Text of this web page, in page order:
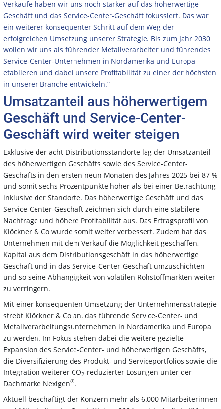
Verkäufe haben wir uns noch stärker auf das höherwertige
Geschäft und das Service-Center-Geschäft fokussiert. Das war
ein weiterer konsequenter Schritt auf dem Weg der
erfolgreichen Umsetzung unserer Strategie. Bis zum Jahr 2030
wollen wir uns als führender Metallverarbeiter und führendes
Service-Center-Unternehmen in Nordamerika und Europa
etablieren und dabei unsere Profitabilität zu einer der höchsten
in unserer Branche entwickeln.“
Umsatzanteil aus höherwertigem
Geschäft und Service-Center-
Geschäft wird weiter steigen
Exklusive der acht Distributionsstandorte lag der Umsatzanteil
des höherwertigen Geschäfts sowie des Service-Center-
Geschäfts in den ersten neun Monaten des Jahres 2025 bei 87 %
und somit sechs Prozentpunkte höher als bei einer Betrachtung
inklusive der Standorte. Das höherwertige Geschäft und das
Service-Center-Geschäft zeichnen sich durch eine stabilere
Nachfrage und höhere Profitabilität aus. Das Ertragsprofil von
Klöckner & Co wurde somit weiter verbessert. Zudem hat das
Unternehmen mit dem Verkauf die Möglichkeit geschaffen,
Kapital aus dem Distributionsgeschäft in das höherwertige
Geschäft und in das Service-Center-Geschäft umzuschichten
und so seine Abhängigkeit von volatilen Rohstoffmärkten weiter
zu verringern.
Mit einer konsequenten Umsetzung der Unternehmensstrategie
strebt Klöckner & Co an, das führende Service-Center- und
Metallverarbeitungsunternehmen in Nordamerika und Europa
zu werden. Im Fokus stehen dabei die weitere gezielte
Expansion des Service-Center- und höherwertigen Geschäfts,
die Diversifizierung des Produkt- und Serviceportfolios sowie die
Integration weiterer CO2-reduzierter Lösungen unter der
Dachmarke Nexigen®.
Aktuell beschäftigt der Konzern mehr als 6.000 Mitarbeiterinnen